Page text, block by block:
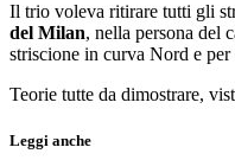
Il trio voleva ritirare tutti gli
del Milan, nella persona del
striscione in curva Nord e per
Teorie tutte da dimostrare,
Leggi anche